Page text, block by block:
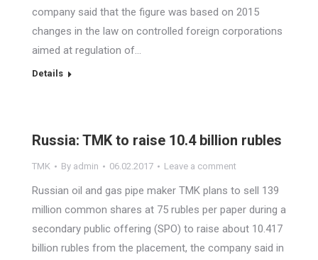
company said that the figure was based on 2015
changes in the law on controlled foreign corporations
aimed at regulation of…
Details
Russia: TMK to raise 10.4 billion rubles
TMK By admin 06.02.2017 Leave a comment
Russian oil and gas pipe maker TMK plans to sell 139
million common shares at 75 rubles per paper during a
secondary public offering (SPO) to raise about 10.417
billion rubles from the placement, the company said in